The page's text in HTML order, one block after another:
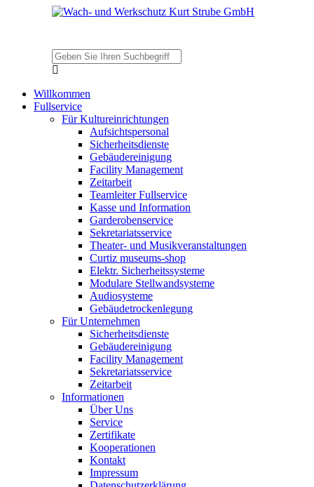
Willkommen
Fullservice
Für Kultureinrichtungen
Aufsichtspersonal
Sicherheitsdienste
Gebäudereinigung
Facility Management
Zeitarbeit
Teamleiter Fullservice
Kasse und Information
Garderobenservice
Sekretariatsservice
Theater- und Musikveranstaltungen
Curtiz museums-shop
Elektr. Sicherheitssysteme
Modulare Stellwandsysteme
Audiosysteme
Gebäudetrockenlegung
Für Unternehmen
Sicherheitsdienste
Gebäudereinigung
Facility Management
Sekretariatsservice
Zeitarbeit
Informationen
Über Uns
Service
Zertifikate
Kooperationen
Kontakt
Impressum